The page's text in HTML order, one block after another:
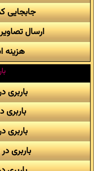
جابجایی
ارسال
باربری
باربری
باربری
باربری